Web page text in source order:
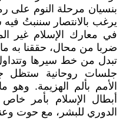
بنسيان مرحلة النوم على
يرغب بالانتصار سننبتُ
في معارك الإسلام غير
ضربا من محال، حققنا به
تبدل من خط سيرها
جلسات روحانية ستظل
الأمم بألم الهزيمة.
أبطال الإسلام بأمر
الدوري للبشر، مع حوت